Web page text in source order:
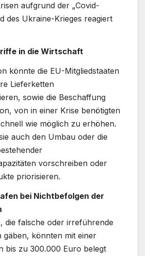
aufgrund der „Covid-
des Ukraine-Krieges reagiert
in die Wirtschaft
könnte die EU-Mitgliedstaaten
Lieferketten
sowie die Beschaffung
von in einer Krise benötigten
wie möglich zu erhöhen.
auch den Umbau oder die
vorschreiben oder
priorisieren.
bei Nichtbefolgen der
die falsche oder irreführende
gäben, könnten mit einer
bis zu 300.000 Euro belegt